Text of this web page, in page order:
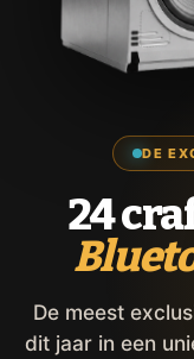
DE
24
De meest
dit jaar in een